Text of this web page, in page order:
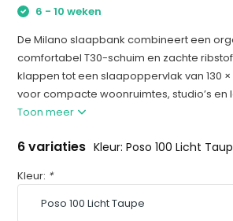
6 - 10 weken
De Milano slaapbank combineert een
comfortabel T30-schuim en zachte
klappen tot een slaapoppervlak van 130
voor compacte woonruimtes, studio’s en
Toon meer
6 variaties Kleur: Poso 100 Licht
Kleur: *